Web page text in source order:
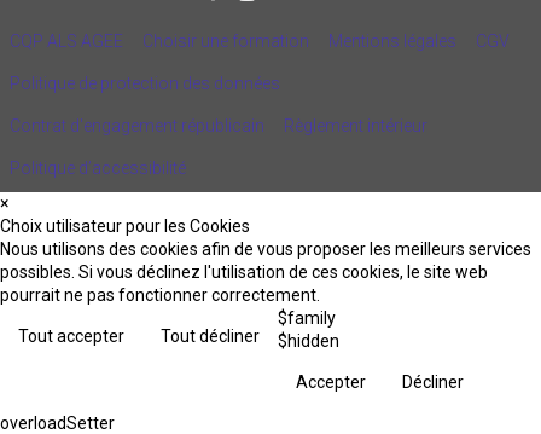
CQP ALS AGEE Choisir une formation Mentions légales CGV
Politique de protection des données
Contrat d'engagement républicain Règlement intérieur
Politique d’accessibilité
×
Choix utilisateur pour les Cookies
Nous utilisons des cookies afin de vous proposer les meilleurs services
possibles. Si vous déclinez l'utilisation de ces cookies, le site web
pourrait ne pas fonctionner correctement.
Tout accepter Tout décliner
$family
$hidden
Accepter Décliner
overloadSetter